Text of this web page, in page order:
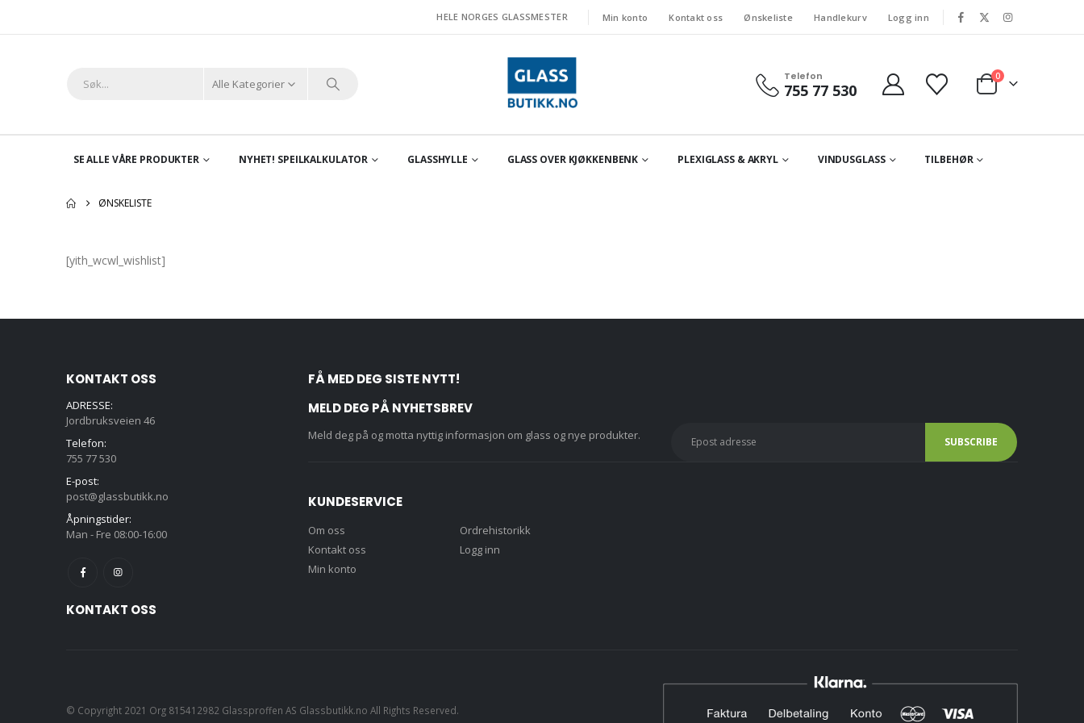
HELE NORGES GLASSMESTER Min konto Kontakt oss Ønskeliste Handlekurv Logg inn
Alle Kategorier
Telefon
755 77 530
0
SE ALLE VÅRE PRODUKTER NYHET! SPEILKALKULATOR GLASSHYLLE GLASS OVER KJØKKENBENK PLEXIGLASS & AKRYL VINDUSGLASS TILBEHØR
ØNSKELISTE
[yith_wcwl_wishlist]
KONTAKT OSS
ADRESSE:
Jordbruksveien 46
Telefon:
755 77 530
E-post:
post@glassbutikk.no
Åpningstider:
Man - Fre 08:00-16:00
KONTAKT OSS
FÅ MED DEG SISTE NYTT!
MELD DEG PÅ NYHETSBREV
Meld deg på og motta nyttig informasjon om glass og nye produkter.
KUNDESERVICE
Om oss
Kontakt oss
Min konto
Ordrehistorikk
Logg inn
© Copyright 2021 Org 815412982 Glassproffen AS Glassbutikk.no All Rights Reserved.